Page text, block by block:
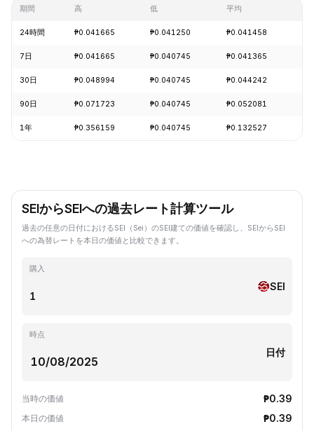
期間 高 低 平均
24時間 ₱0.041665 ₱0.041250 ₱0.041458
7日 ₱0.041665 ₱0.040745 ₱0.041365
30日 ₱0.048994 ₱0.040745 ₱0.044242
90日 ₱0.071723 ₱0.040745 ₱0.052081
1年 ₱0.356159 ₱0.040745 ₱0.132527
SEIからSEIへの過去レート計算ツール
過去の任意の日付におけるSEI（Sei）のSEI建ての価値を確認し、SEIからSEI
への為替レートを本日の価値と比較できます。
購入
SEI
時点
日付
当時の価値 ₱0.39
本日の価値 ₱0.39